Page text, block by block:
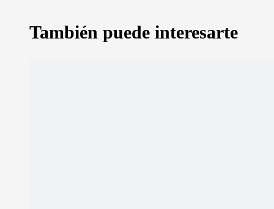
También puede interesarte